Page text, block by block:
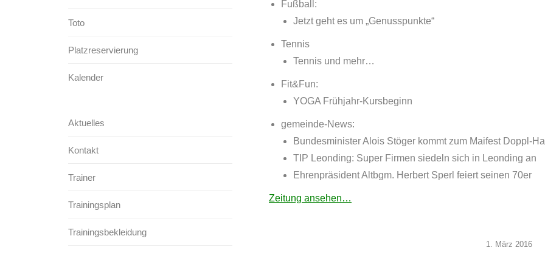
Fußball:
Jetzt geht es um „Genusspunkte“
Tennis
Tennis und mehr…
Fit&Fun:
YOGA Frühjahr-Kursbeginn
gemeinde-News:
Bundesminister Alois Stöger kommt zum Maifest Doppl-
TIP Leonding: Super Firmen siedeln sich in Leonding an
Ehrenpräsident Altbgm. Herbert Sperl feiert seinen 70er
Zeitung ansehen…
1. März 2016
Toto
Platzreservierung
Kalender
Aktuelles
Kontakt
Trainer
Trainingsplan
Trainingsbekleidung